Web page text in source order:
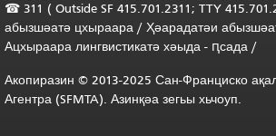
☎ 311 ( Outside SF 415.701.2311; TTY
абызшәатә цхыраара / Ҳәарадатәи
Ацхыраара лингвистикатә хәыда - ԥсада /
Акопиразин © 2013-2025 Сан-Франциско
Агентра (SFMTA). Азинқәа зегьы хьчоуп.